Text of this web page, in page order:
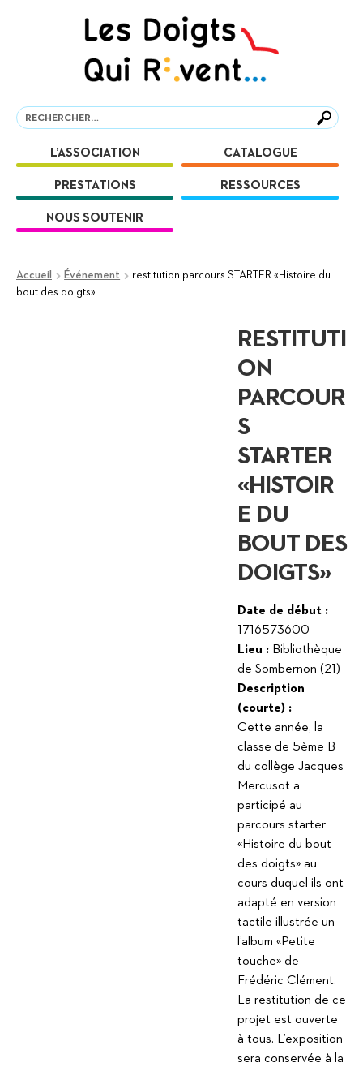
Recherche
Recherche
L’ASSOCIATION CATALOGUE
PRESTATIONS RESSOURCES
NOUS SOUTENIR
Accueil Événement
restitution parcours STARTER «Histoire du
bout des doigts»
RESTITUTI
ON
PARCOUR
S
STARTER
«HISTOIR
E DU
BOUT DES
DOIGTS»
Date de début :
1716573600
Lieu :Bibliothèque
de Sombernon (21)
Description
(courte) :
Cette année, la
classe de 5ème B
du collège Jacques
Mercusot a
participé au
parcours starter
«Histoire du bout
des doigts» au
cours duquel ils ont
adapté en version
tactile illustrée un
l’album «Petite
touche» de
Frédéric Clément.
La restitution de ce
projet est ouverte
à tous. L’exposition
sera conservée à la